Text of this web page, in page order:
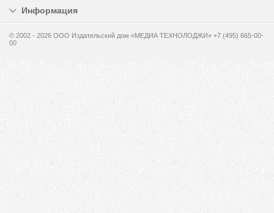
Информация
© 2002 - 2026 OOO Издательский дом «МЕДИА ТЕХНОЛОДЖИ» +7 (495) 665-00-
00